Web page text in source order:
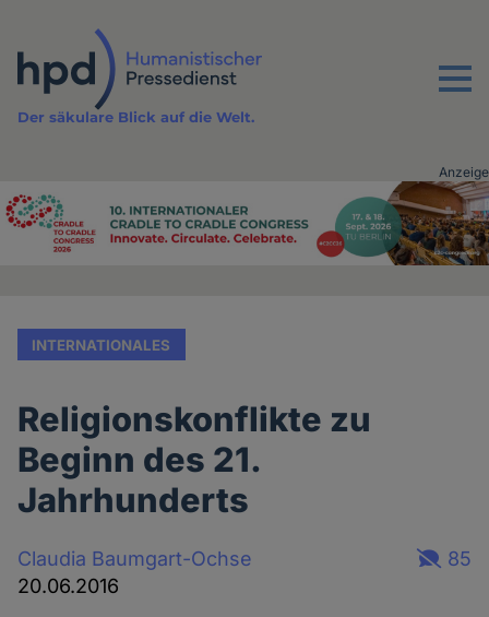
Inhalt
Menu
Der säkulare Blick auf die Welt.
Advertising
Anzeige
INTERNATIONALES
Religionskonflikte zu
Beginn des 21.
Jahrhunderts
Claudia Baumgart-Ochse
20.06.2016
85